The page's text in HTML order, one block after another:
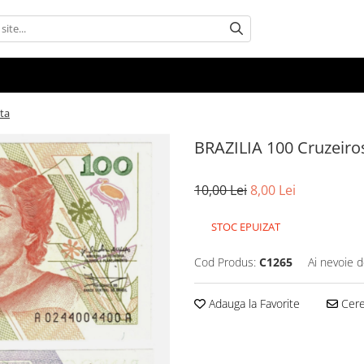
BRAZILIA 100
10,00 Lei8,00 Lei
STOC EPUIZAT
Cod Produs: C1265 Ai nevoie
Adauga la Favorite